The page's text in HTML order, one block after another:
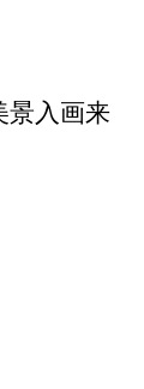
景入画来